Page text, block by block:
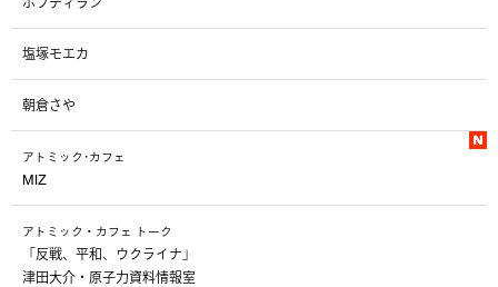
塩塚モエカ
朝倉さや
アトミック･カフェ
MIZ
アトミック・カフェ トーク
「反戦、平和、ウクライナ」
津田大介・原子力資料情報室